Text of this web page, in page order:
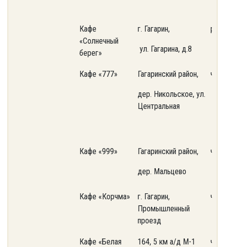
Кафе
«Солнечный
берег»
г. Гагарин,
ул. Гагарина, д.8
Кафе «777» Гагаринский район,
дер. Никольское, ул.
Центральная
Кафе «999» Гагаринский район,
дер. Мальцево
Кафе «Корчма»
г. Гагарин,
Промышленный
проезд
Кафе «Белая
164, 5 км а/д М-1